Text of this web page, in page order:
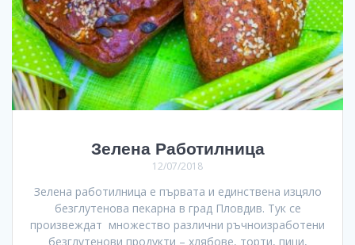
Зелена Работилница
12/07/2018
Зелена работилница е първата и единствена изцяло
безглутенова пекарна в град Пловдив. Тук се
произвеждат множество различни ръчноизработени
безглутенови продукти – хлябове, торти, пици,